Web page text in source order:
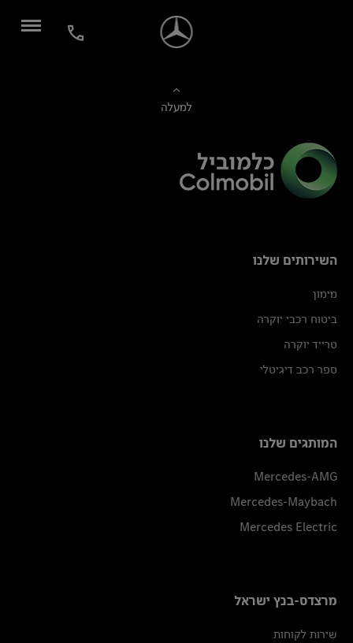
למעלה
השירותים שלנו
מימון
ביטוח רכבי יוקרה
טרייד יוקרה
ספר רכב דיגיטלי
המותגים שלנו
Mercedes-AMG
Mercedes-Maybach
Mercedes Electric
מרצדס-בנץ ישראל
שירות לקוחות